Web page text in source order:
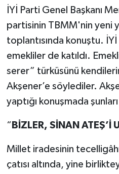
İYİ Parti Genel Başkanı
partisinin TBMM'nin yeni
toplantısında konuştu.
emekliler de katıldı.
serer” türküsünü
Akşener’e söylediler.
yaptığı konuşmada
“ BİZLER, SİNAN ATEŞ’İ
Millet iradesinin
çatısı altında, yine
ÖZEL HABER
ŞİRKET HABERLERİ
SİYASET
YAŞAM